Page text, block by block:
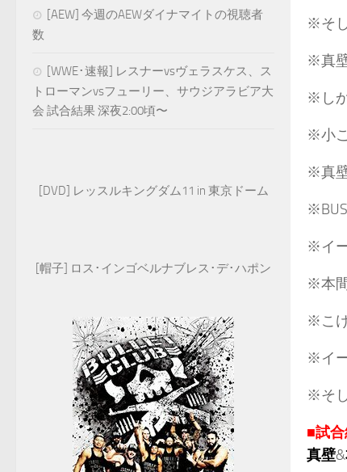
※そ
※真
※し
※小
※真
※イ
※本
※こ
※イ
※そ
■試
真壁&
[AEW] 今週のAEWダイナマイトの視聴者
数
[WWE･速報] レスナーvsヴェラスケス、ス
トローマンvsフューリー、サウジアラビア大
会 試合結果 深夜2:00頃〜
[DVD] レッスルキングダム11 in 東京ドーム
[帽子] ロス･インゴベルナブレス･デ･ハポン